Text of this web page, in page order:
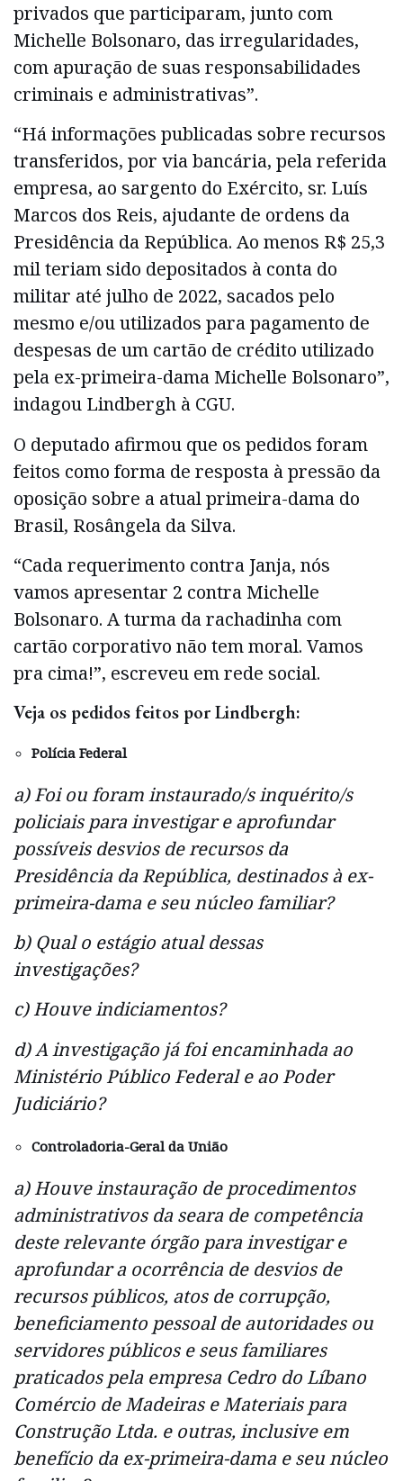
privados que participaram, junto com
Michelle Bolsonaro, das irregularidades,
com apuração de suas responsabilidades
criminais e administrativas”.
“Há informações publicadas sobre recursos
transferidos, por via bancária, pela referida
empresa, ao sargento do Exército, sr. Luís
Marcos dos Reis, ajudante de ordens da
Presidência da República. Ao menos R$ 25,3
mil teriam sido depositados à conta do
militar até julho de 2022, sacados pelo
mesmo e/ou utilizados para pagamento de
despesas de um cartão de crédito utilizado
pela ex-primeira-dama Michelle Bolsonaro”,
indagou Lindbergh à CGU.
O deputado afirmou que os pedidos foram
feitos como forma de resposta à pressão da
oposição sobre a atual primeira-dama do
Brasil, Rosângela da Silva.
“Cada requerimento contra Janja, nós
vamos apresentar 2 contra Michelle
Bolsonaro. A turma da rachadinha com
cartão corporativo não tem moral. Vamos
pra cima!”, escreveu em rede social.
Veja os pedidos feitos por Lindbergh:
Polícia Federal
a) Foi ou foram instaurado/s inquérito/s
policiais para investigar e aprofundar
possíveis desvios de recursos da
Presidência da República, destinados à ex-
primeira-dama e seu núcleo familiar?
b) Qual o estágio atual dessas
investigações?
c) Houve indiciamentos?
d) A investigação já foi encaminhada ao
Ministério Público Federal e ao Poder
Judiciário?
Controladoria-Geral da União
a) Houve instauração de procedimentos
administrativos da seara de competência
deste relevante órgão para investigar e
aprofundar a ocorrência de desvios de
recursos públicos, atos de corrupção,
beneficiamento pessoal de autoridades ou
servidores públicos e seus familiares
praticados pela empresa Cedro do Líbano
Comércio de Madeiras e Materiais para
Construção Ltda. e outras, inclusive em
benefício da ex-primeira-dama e seu núcleo